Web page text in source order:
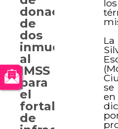
donación
de
dos
inmuebles
al
IMSS
para
el
de